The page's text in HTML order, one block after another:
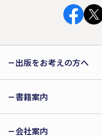
出版をお考えの方へ
書籍案内
会社案内